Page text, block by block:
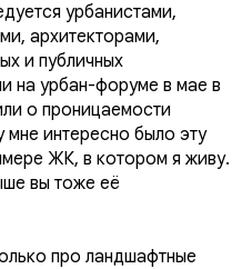
урбанистами,
архитекторами,
и публичных
на урбан-форуме в мае в
о проницаемости
интересно было эту
ЖК, в котором я живу.
вы тоже её
про ландшафтные